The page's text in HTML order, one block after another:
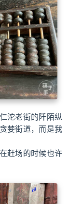
沱老街的阡陌纵
婪街道，而是我
赶场的时候也许